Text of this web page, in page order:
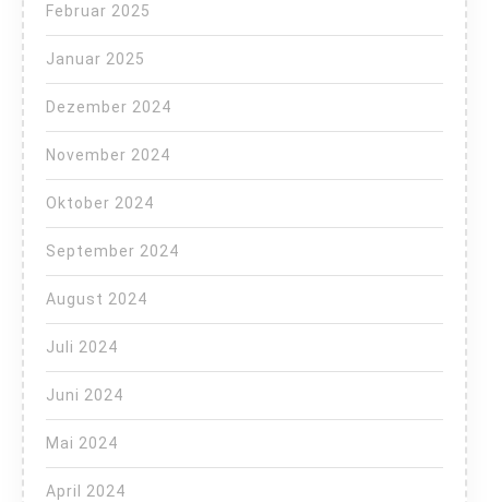
Februar 2025
Januar 2025
Dezember 2024
November 2024
Oktober 2024
September 2024
August 2024
Juli 2024
Juni 2024
Mai 2024
April 2024